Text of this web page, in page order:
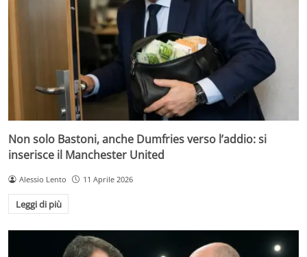
Non solo Bastoni, anche Dumfries verso l’addio: si
inserisce il Manchester United
Alessio Lento 11 Aprile 2026
Leggi di più